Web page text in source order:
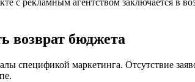
с рекламным агентством заключается в
возврат бюджета
спецификой маркетинга. Отсутствие